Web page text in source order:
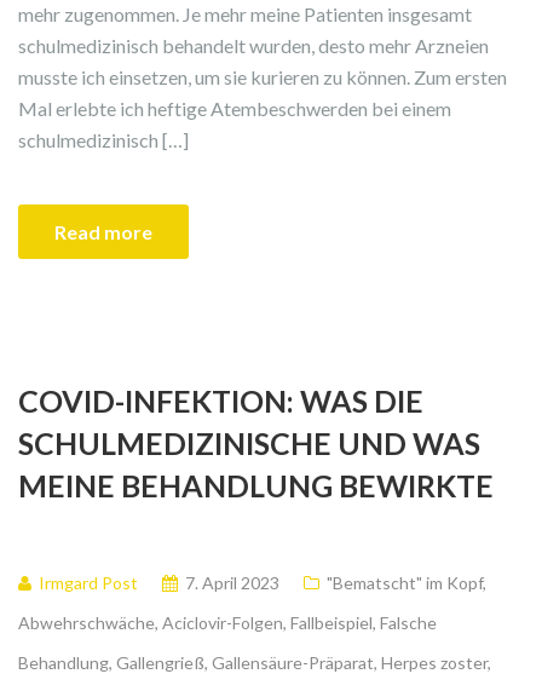
mehr zugenommen. Je mehr meine Patienten insgesamt
schulmedizinisch behandelt wurden, desto mehr Arzneien
musste ich einsetzen, um sie kurieren zu können. Zum ersten
Mal erlebte ich heftige Atembeschwerden bei einem
schulmedizinisch […]
Read more
COVID-INFEKTION: WAS DIE
SCHULMEDIZINISCHE UND WAS
MEINE BEHANDLUNG BEWIRKTE
Irmgard Post 7. April 2023 "Bematscht" im Kopf,
Abwehrschwäche, Aciclovir-Folgen, Fallbeispiel, Falsche
Behandlung, Gallengrieß, Gallensäure-Präparat, Herpes zoster,